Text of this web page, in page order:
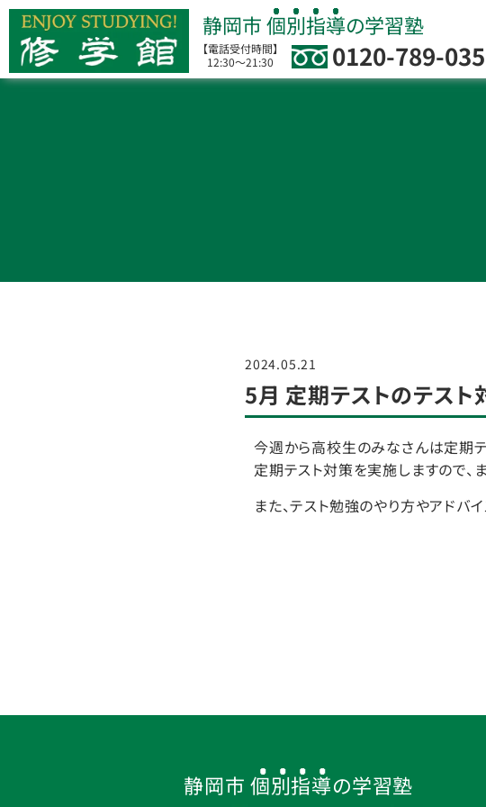
静岡市個別指導の学習塾
【電話受付時間】
12:30～21:30
0120-789-035
2024.05.21
5月 定期テストのテスト
今週から高校生のみなさんは定期テ
定期テスト対策を実施しますので、
また、テスト勉強のやり方やアドバ
静岡市 個別指導の学習塾